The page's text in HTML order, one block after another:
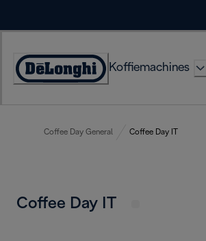
Accessibility
Koffiemachines
Coffee Day General Coffee Day IT
Coffee Day IT